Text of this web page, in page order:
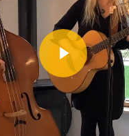
Play Video